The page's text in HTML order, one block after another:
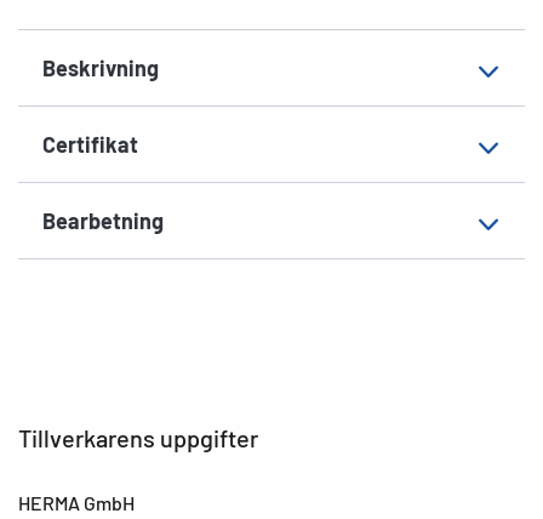
Beskrivning
Certifikat
Bearbetning
Tillverkarens uppgifter
HERMA GmbH